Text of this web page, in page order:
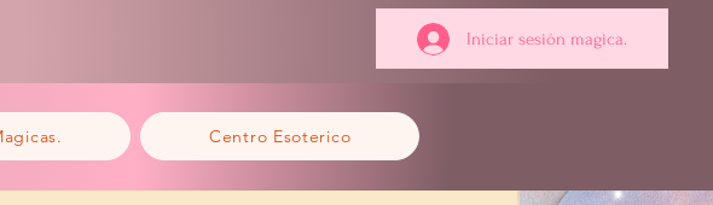
Iniciar sesión magica.
Centro Esoterico